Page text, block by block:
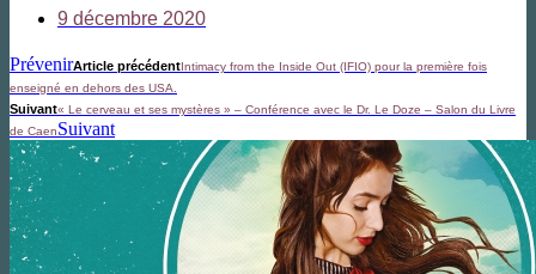
9 décembre 2020
PrévenirArticle précédentIntimacy from the Inside Out (IFIO) pour la première fois
enseigné en dehors des USA.
Suivant« Le cerveau et ses mystères » – Conférence avec le Dr. Le Doze – Salon du Livre
de CaenSuivant